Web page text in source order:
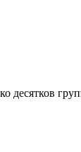
десятков